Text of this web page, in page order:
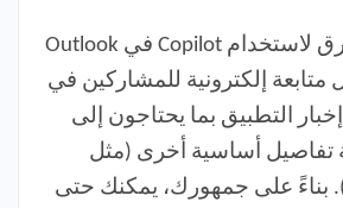
إحدى أفضل الطرق لاستخدام Copilot في Outlook
إلكترونية للمشاركين في
التطبيق بما يحتاجون إلى
تفاصيل أساسية أخرى (مثل
بناءً على جمهورك، يمكنك حتى